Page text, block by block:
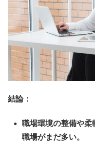
結論：
職場環境の整備や
職場がまだ多い。